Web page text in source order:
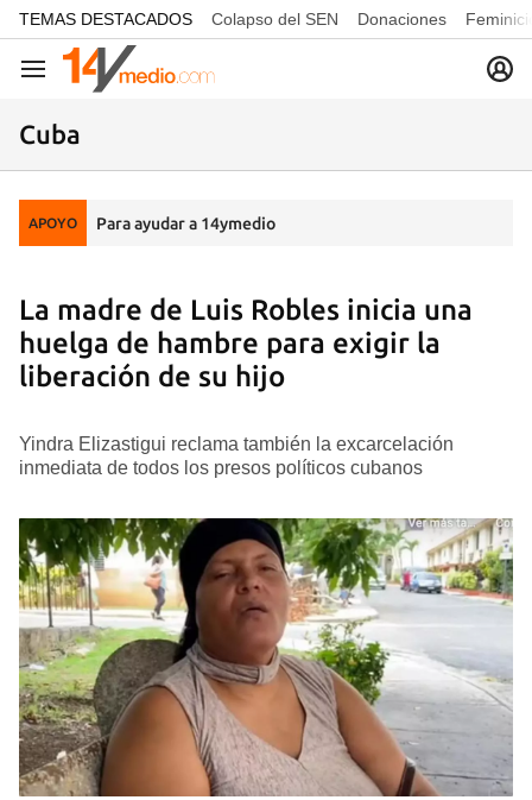
common.go-to-content
TEMAS DESTACADOS Colapso del SEN Donaciones
Navegación
Cuba
APOYO Para ayudar a 14ymedio
La madre de Luis Robles inicia una
huelga de hambre para exigir la
liberación de su hijo
Yindra Elizastigui reclama también la excarcelación
inmediata de todos los presos políticos cubanos